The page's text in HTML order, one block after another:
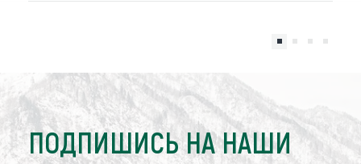
ПОДПИШИСЬ НА НАШИ